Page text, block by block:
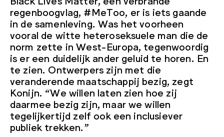
regenboogvlag, #MeToo, er is iets gaande
in de samenleving. Was het voorheen
vooral de witte heteroseksuele man die de
norm zette in West-Europa, tegenwoordig
is er een duidelijk ander geluid te horen. En
te zien. Ontwerpers zijn met die
veranderende maatschappij bezig, zegt
Konijn. “We willen laten zien hoe zij
daarmee bezig zijn, maar we willen
tegelijkertijd zelf ook een inclusiever
publiek trekken.”